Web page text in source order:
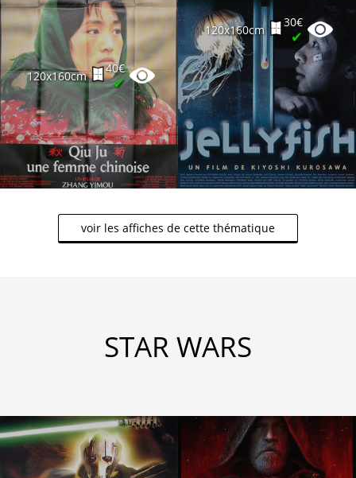
120x160cm
40€
✔
120x160cm
30€
✔
voir les affiches de cette thématique
STAR WARS